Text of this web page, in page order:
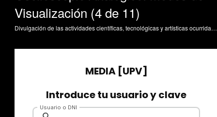
Visualización (4 de 11)
Divulgación de las actividades científicas, tecnológicas y artísticas ocurridas en los tres campus de la UPV